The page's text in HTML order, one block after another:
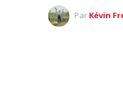
Par Kévin